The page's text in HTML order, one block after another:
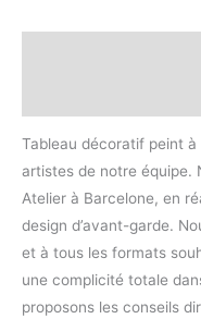
Tableau décoratif peint
artistes de notre équipe.
Atelier à Barcelone, en
design d’avant-garde.
et à tous les formats
une complicité totale
proposons les conseils